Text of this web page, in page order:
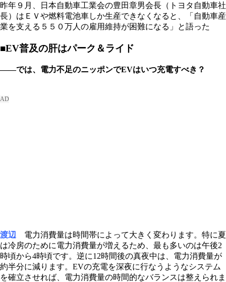
昨年９月、日本自動車工業会の豊田章男会長（トヨタ自動車社
長）はＥＶや燃料電池車しか生産できなくなると、「自動車産
業を支える５５０万人の雇用維持が困難になる」と語った
■EV普及の肝はパーク＆ライド
――では、電力不足のニッポンでEVはいつ充電すべき？
渡辺 電力消費量は時間帯によって大きく変わります。特に夏
は冷房のために電力消費量が増えるため、最も多いのは午後2
時頃から4時頃です。逆に12時間後の真夜中は、電力消費量が
約半分に減ります。EVの充電を深夜に行なうようなシステム
を確立させれば、電力消費量の時間的なバランスは整えられま